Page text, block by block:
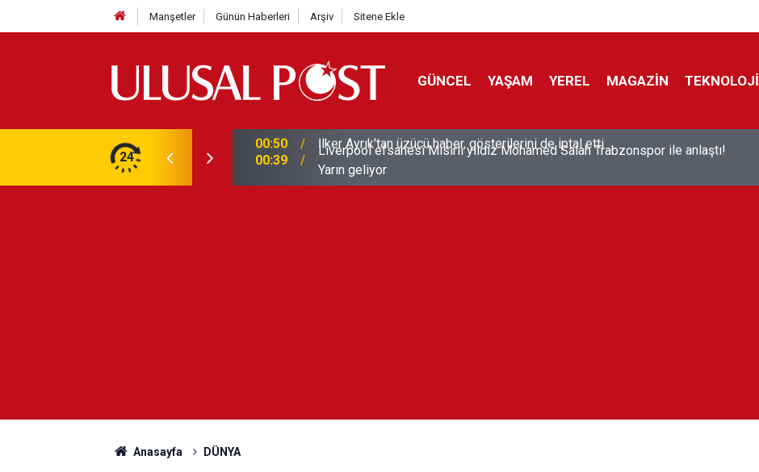
Manşetler Günün Haberleri Arşiv Sitene Ekle
GÜNCEL YAŞAM YEREL MAGAZİN TEKNOLOJİ
24 00:39
Liverpool efsanesi Mısırlı yıldız Mohamed Salah Trabzonspor ile anlaştı!
Yarın geliyor
Anasayfa DÜNYA